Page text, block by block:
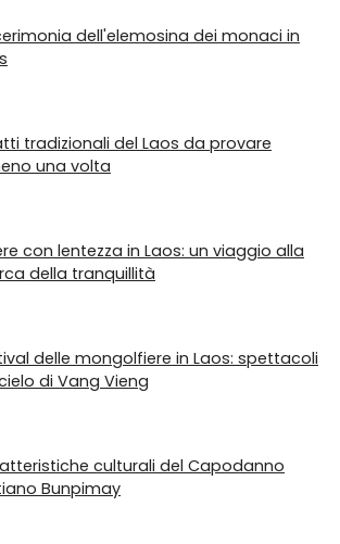
dell'elemosina dei monaci in
tradizionali del Laos da provare
una volta
con lentezza in Laos: un viaggio alla
della tranquillità
delle mongolfiere in Laos: spettacoli
di Vang Vieng
culturali del Capodanno
Bunpimay